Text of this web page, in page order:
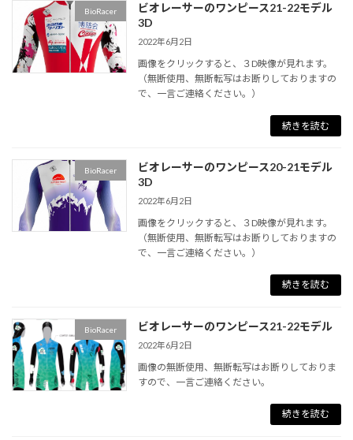
BioRacer
ビオレーサーのワンピース21-22モデル
3D
2022年6月2日
画像をクリックすると、３D映像が見れます。
（無断使用、無断転写はお断りしておりますの
で、一言ご連絡ください。）
続きを読む
BioRacer
ビオレーサーのワンピース20-21モデル
3D
2022年6月2日
画像をクリックすると、３D映像が見れます。
（無断使用、無断転写はお断りしておりますの
で、一言ご連絡ください。）
続きを読む
BioRacer ビオレーサーのワンピース21-22モデル
2022年6月2日
画像の無断使用、無断転写はお断りしておりま
すので、一言ご連絡ください。
続きを読む